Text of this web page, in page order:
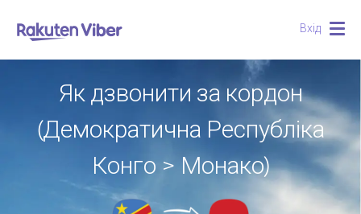
Вхід
Як дзвонити за кордон
(Демократична Республіка
Конго > Монако)